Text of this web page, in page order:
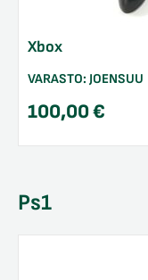
Xbox
VARASTO: JOENSUU
100,00€
Ps1
sulje
sulje
sulje